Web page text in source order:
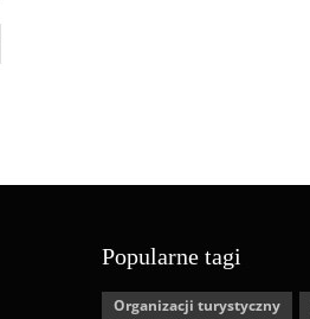
Popularne tagi
Organizacji turystyczny